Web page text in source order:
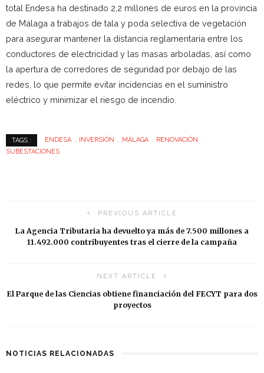
total Endesa ha destinado 2,2 millones de euros en la provincia
de Málaga a trabajos de tala y poda selectiva de vegetación
para asegurar mantener la distancia reglamentaria entre los
conductores de electricidad y las masas arboladas, así como
la apertura de corredores de seguridad por debajo de las
redes, lo que permite evitar incidencias en el suministro
eléctrico y minimizar el riesgo de incendio.
TAGS : ENDESA INVERSIÓN MÁLAGA
RENOVACIÓN
SUBESTACIONES
PREVIOUS ARTICLE
La Agencia Tributaria ha devuelto ya más de 7.500 millones a
11.492.000 contribuyentes tras el cierre de la campaña
NEXT ARTICLE
El Parque de las Ciencias obtiene financiación del FECYT para dos
proyectos
NOTICIAS RELACIONADAS